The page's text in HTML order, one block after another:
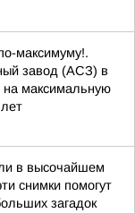
максимуму!.
завод (АСЗ) в
максимальную
в высочайшем
снимки помогут
загадок